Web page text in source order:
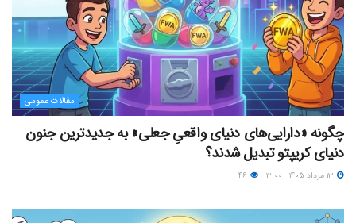
مقالات عمومی
چگونه «دارایی‌های دنیای واقعیِ جعلی» به جدیدترین جنون
دنیای کریپتو تبدیل شدند؟